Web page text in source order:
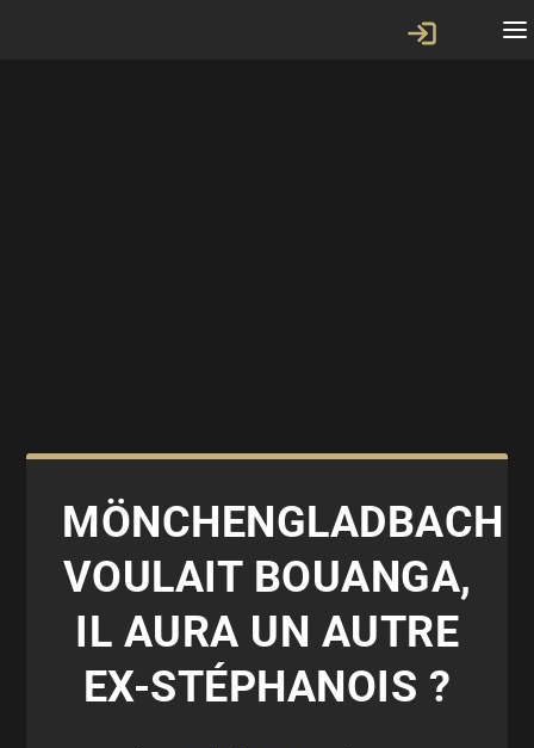
MÖNCHENGLADBACH
VOULAIT BOUANGA,
IL AURA UN AUTRE
EX-STÉPHANOIS ?